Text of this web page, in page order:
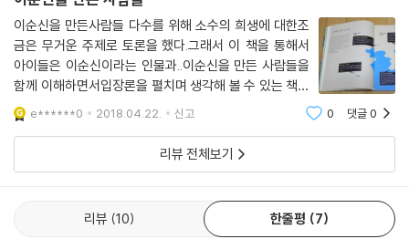
조총의 비밀을 밝혀라_ 정사준
임진왜란 당시 일본의 최대 무기는 조총이었다. 우리의 승자총통과 비교하
면 방아쇠가 있다는 점이 다른데, 그 결정적 차이가 임진왜란 초기, 조선을
벼랑으로 내몰았다. 임진왜란이 일어나자 상제의 몸으로 이순신을 찾아 간
정사준, 그는 조총에 버금가는 총을 만들어보겠다는 열정을 밝혔고, 이순
신은 그를 돕겠다고 약속했다. 이후 과학기술에 열정을 품었던 이필종, 안
성, 동지, 언복 등과 팀을 이뤄 마침내 조총에 버금가는 정철총통을 만드는
을 받지 못했던 노비들이다. 이순신은 이렇듯 신분과 상관없이 그들의 능
력과 열정을 샀으며, 결국 조선의 과학기술을 한 단계 끌어올리고, 전쟁을
이순신을 만든사람들 다수를 위해 소수의 희생에 대한조
금은 무거운 주제로 토론을 했다.그래서 이 책을 통해서
아이들은 이순신이라는 인물과..이순신을 만든 사람들을
함께 이해하면서입장론을 펼치며 생각해 볼 수 있는 책이
였어요. 단번에 읽어내려가는 책은 아니라..꼼꼼히 챕터별
로 정독하기 좋고...꼭 읽혀주고 싶은 책이랍니다.추천드
려요. 초등4학년이 읽었는데...내년에 읽
e******0 2018.04.22. 신고 0 댓글0
리뷰 전체보기
리뷰 10 한줄평 7